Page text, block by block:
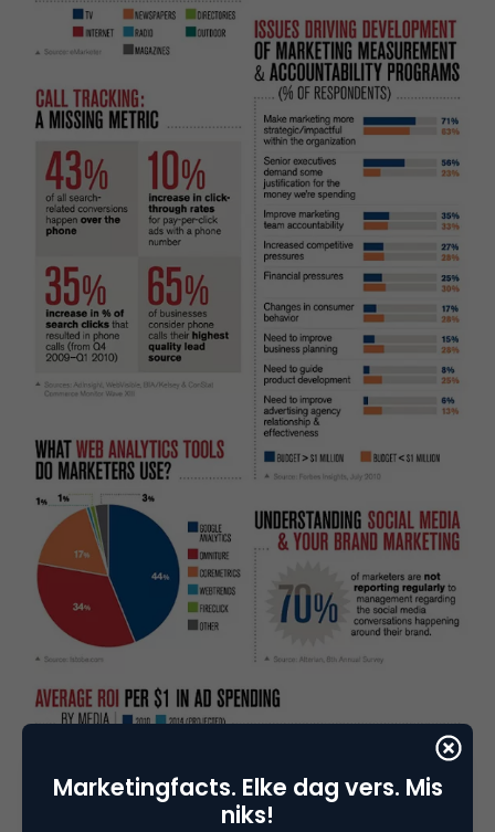
Marketingfacts. Elke dag vers. Mis
niks!